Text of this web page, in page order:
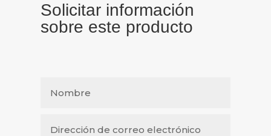
Solicitar información
sobre este producto